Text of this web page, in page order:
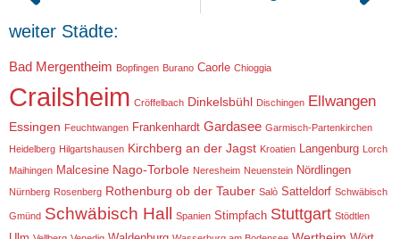
weiter Städte:
Bad Mergentheim Bopfingen Burano Caorle Chioggia
Crailsheim Cröffelbach Dinkelsbühl Dischingen Ellwangen
Essingen Feuchtwangen Frankenhardt Gardasee Garmisch-Partenkirchen
Heidelberg Hilgartshausen Kirchberg an der Jagst Kroatien Langenburg Lorch
Maihingen Malcesine Nago-Torbole Neresheim Neuenstein Nördlingen
Nürnberg Rosenberg Rothenburg ob der Tauber Salò Satteldorf Schwäbisch
Gmünd Schwäbisch Hall Spanien Stimpfach Stuttgart Stödtlen